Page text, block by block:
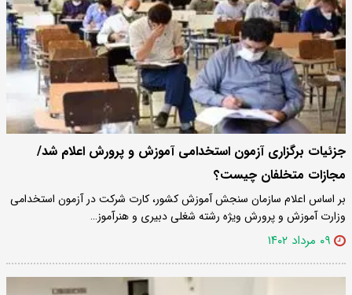
جزئیات برگزاری آزمون استخدامی آموزش و پرورش اعلام شد/
مجازات‌ متخلفان چیست؟
بر اساس اعلام سازمان سنجش آموزش کشور، کارت‌ شرکت در آزمون استخدامی
وزارت آموزش و پرورش ویژه رشته شغلی دبیری و هنرآموز…
۰۹ مرداد ۱۴۰۲